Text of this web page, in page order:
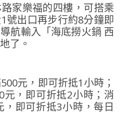
家樂福的四樓，可搭乘
號出口再步行約8分鐘即
航輸入「海底撈火鍋 西
了。
元，即可折抵1小時；
元，即可折抵2小時；消
，即可折抵3小時，每日